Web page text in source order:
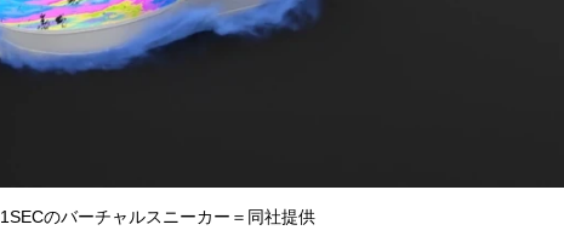
1SECのバーチャルスニーカー＝同社提供